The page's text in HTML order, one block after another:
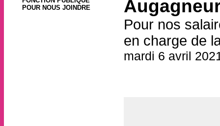
POUR NOUS JOINDRE
Pour nos
en charge de
mardi 6 avril